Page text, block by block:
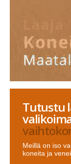
Tutustu
Meillä on iso
koneita ja